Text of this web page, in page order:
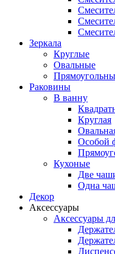
Зеркала
Круглые
Овальные
Раковины
В ванну
Круглая
Особой
Кухоные
Две
Одна
Декор
Аксессуары
Аксессуары